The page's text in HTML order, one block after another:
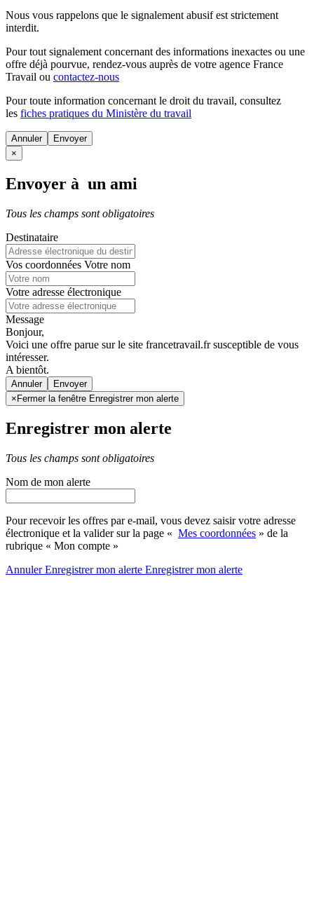
Nous vous rappelons que le signalement abusif est strictement
interdit.
Pour tout signalement concernant des informations inexactes ou une
offre déjà pourvue, rendez-vous auprès de votre agence France
Travail ou contactez-nous
Pour toute information concernant le droit du travail, consultez
les fiches pratiques du Ministère du travail
Annuler
×
Envoyer à un ami
Tous les champs sont obligatoires
Destinataire
Vos coordonnées Votre nom
Votre adresse électronique
Message
Bonjour,
Voici une offre parue sur le site francetravail.fr susceptible de vous
intéresser.
A bientôt.
Annuler
×Fermer la fenêtre Enregistrer mon alerte
Enregistrer mon alerte
Tous les champs sont obligatoires
Nom de mon alerte
Pour recevoir les offres par e-mail, vous devez saisir votre adresse
électronique et la valider sur la page « Mes coordonnées » de la
rubrique « Mon compte »
AnnulerEnregistrer mon alerte Enregistrermon alerte